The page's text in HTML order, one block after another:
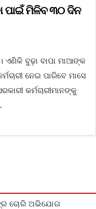
ପାଇଁ ମିଳିବ ୩୦ ଦିନ
ଏଣିକି ବୁଢ଼ା ବାପା ମାଆଙ୍କ
ନେଇ ପାରିବେ ମାସେ
କର୍ମଚାରୀମାନଙ୍କୁ
ଚୋରି ଅଭିଯୋଗ